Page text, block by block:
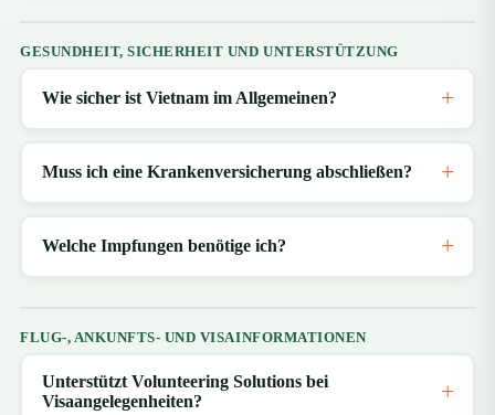
GESUNDHEIT, SICHERHEIT UND UNTERSTÜTZUNG
Wie sicher ist Vietnam im Allgemeinen?
Muss ich eine Krankenversicherung abschließen?
Welche Impfungen benötige ich?
FLUG-, ANKUNFTS- UND VISAINFORMATIONEN
Unterstützt Volunteering Solutions bei
Visaangelegenheiten?